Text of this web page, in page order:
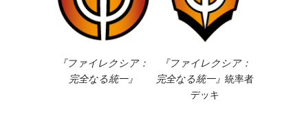
『ファイレクシア：
完全なる統一』
『ファイレクシア：
完全なる統一』統率者
デッキ